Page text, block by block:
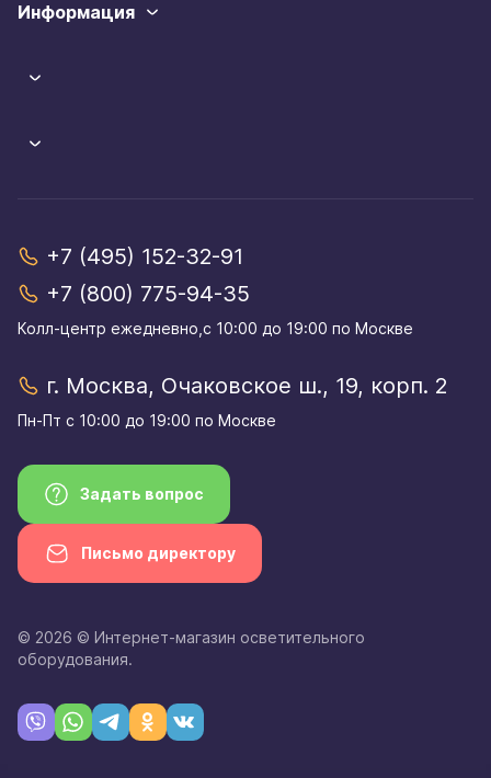
Информация
+7 (495) 152-32-91
+7 (800) 775-94-35
Колл-центр eжедневно,с 10:00 до 19:00 по Москве
г. Москва, Очаковское ш., 19, корп. 2
Пн-Пт с 10:00 до 19:00 по Москве
Задать вопрос
Письмо директору
© 2026 © Интернет-магазин осветительного
оборудования.